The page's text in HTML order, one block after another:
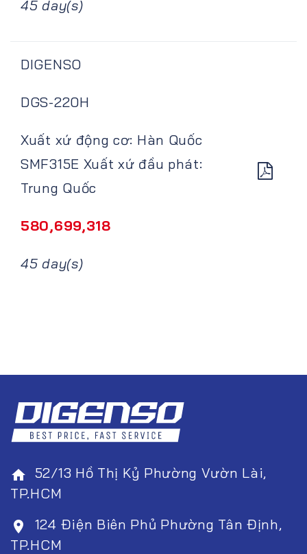
45 day(s)
DIGENSO
DGS-220H
Xuất xứ động cơ: Hàn Quốc
SMF315E Xuất xứ đầu phát:
Trung Quốc
580,699,318
45 day(s)
home 52/13 Hồ Thị Kỷ Phường Vườn Lài,
TP.HCM
room
124 Điện Biên Phủ Phường Tân Định,
TP.HCM